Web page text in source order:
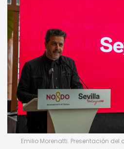
Emilio Morenatti. Presentación del